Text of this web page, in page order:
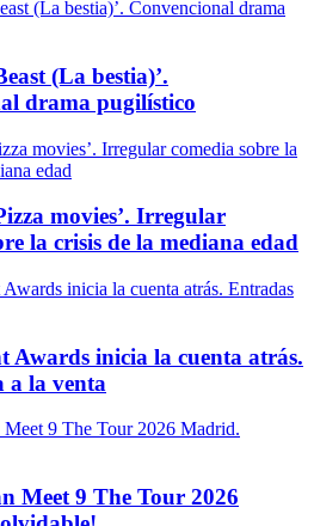
(La bestia)’.
drama pugilístico
movies’. Irregular
la crisis de la mediana edad
Awards inicia la cuenta atrás.
a la venta
Meet 9 The Tour 2026